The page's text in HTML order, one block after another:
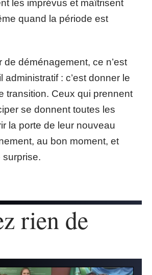
les imprévus et maîtrisent
quand la période est
de déménagement, ce n’est
administratif : c’est donner le
transition. Ceux qui prennent
se donnent toutes les
la porte de leur nouveau
au bon moment, et
rien de